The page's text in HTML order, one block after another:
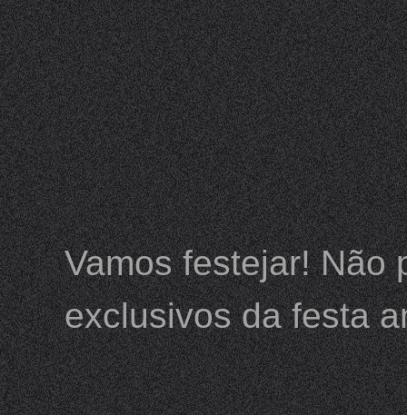
Vamos festejar! Não
exclusivos da festa